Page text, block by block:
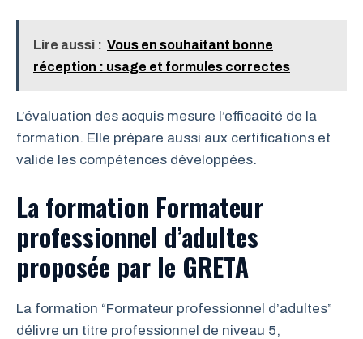
Lire aussi : Vous en souhaitant bonne
réception : usage et formules correctes
L’évaluation des acquis mesure l’efficacité de la
formation. Elle prépare aussi aux certifications et
valide les compétences développées.
La formation Formateur
professionnel d’adultes
proposée par le GRETA
La formation “Formateur professionnel d’adultes”
délivre un titre professionnel de niveau 5,